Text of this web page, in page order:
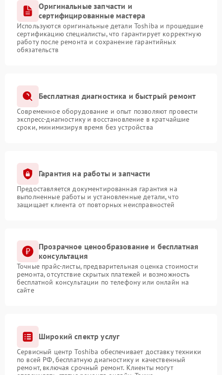
Оригинальные запчасти и
сертифицированные мастера
Используются оригинальные детали Toshiba и прошедшие
сертификацию специалисты, что гарантирует корректную
работу после ремонта и сохранение гарантийных
обязательств
Бесплатная диагностика и быстрый ремонт
Современное оборудование и опыт позволяют провести
экспресс-диагностику и восстановление в кратчайшие
сроки, минимизируя время без устройства
Гарантия на работы и запчасти
Предоставляется документированная гарантия на
выполненные работы и установленные детали, что
защищает клиента от повторных неисправностей
Прозрачное ценообразование и бесплатная
консультация
Точные прайс-листы, предварительная оценка стоимости
ремонта, отсутствие скрытых платежей и возможность
бесплатной консультации по телефону или онлайн на
сайте
Широкий спектр услуг
Сервисный центр Toshiba обеспечивает доставку техники
по всей РФ, бесплатную диагностику и качественный
ремонт, включая срочный ремонт. Клиенты могут